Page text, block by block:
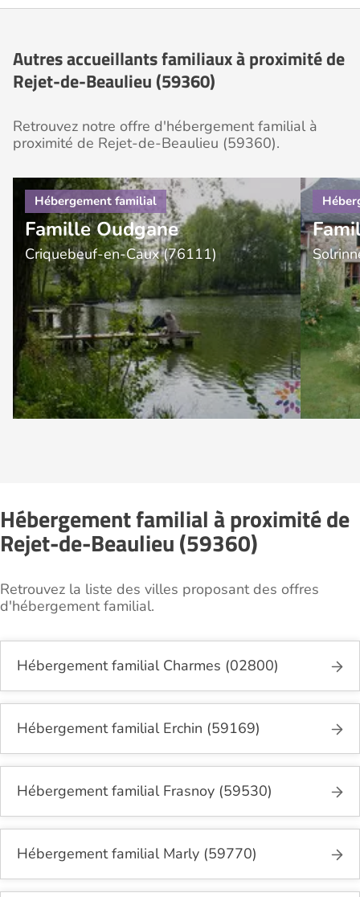
Autres accueillants familiaux à proximité de
Rejet-de-Beaulieu (59360)
Retrouvez notre offre d'hébergement familial à
proximité de Rejet-de-Beaulieu (59360).
Famille Oudgane
Criquebeuf-en-Caux (76111)
Hébergement familial à proximité de
Rejet-de-Beaulieu (59360)
Retrouvez la liste des villes proposant des offres
d'hébergement familial.
Hébergement familial Charmes (02800)
Hébergement familial Erchin (59169)
Hébergement familial Frasnoy (59530)
Hébergement familial Marly (59770)